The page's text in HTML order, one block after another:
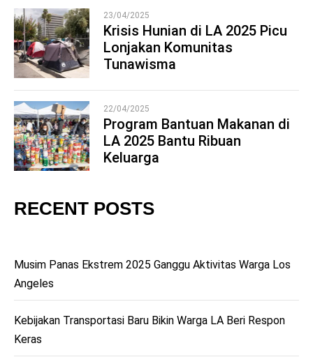
4
23/04/2025
Krisis Hunian di LA 2025 Picu
Lonjakan Komunitas
Tunawisma
5
22/04/2025
Program Bantuan Makanan di
LA 2025 Bantu Ribuan
Keluarga
RECENT POSTS
Musim Panas Ekstrem 2025 Ganggu Aktivitas Warga Los
Angeles
Kebijakan Transportasi Baru Bikin Warga LA Beri Respon
Keras